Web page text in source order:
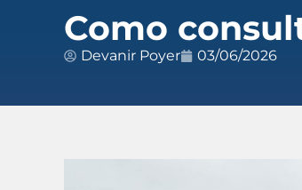
Como
Devanir Poyer 03/06/2026